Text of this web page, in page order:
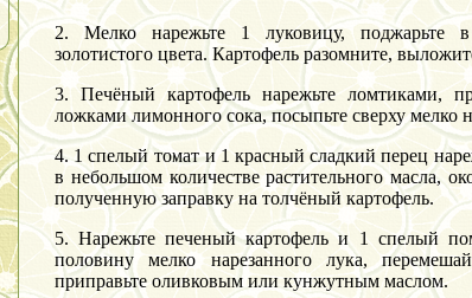
2. Мелко нарежьте 1 луковицу, поджарьте
золотистого цвета. Картофель разомните,
3. Печёный картофель нарежьте ломтиками,
ложками лимонного сока, посыпьте сверху мелко
4. 1 спелый томат и 1 красный сладкий перец
в небольшом количестве растительного масла,
полученную заправку на толчёный картофель.
5. Нарежьте печеный картофель и 1 спелый
половину мелко нарезанного лука,
приправьте оливковым или кунжутным маслом.